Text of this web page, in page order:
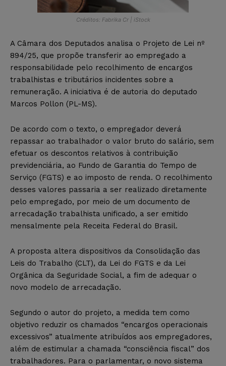
Créditos: Fabrika Cr | iStock
A Câmara dos Deputados analisa o Projeto de Lei nº
894/25, que propõe transferir ao empregado a
responsabilidade pelo recolhimento de encargos
trabalhistas e tributários incidentes sobre a
remuneração. A iniciativa é de autoria do deputado
Marcos Pollon (PL-MS).
De acordo com o texto, o empregador deverá
repassar ao trabalhador o valor bruto do salário, sem
efetuar os descontos relativos à contribuição
previdenciária, ao Fundo de Garantia do Tempo de
Serviço (FGTS) e ao imposto de renda. O recolhimento
desses valores passaria a ser realizado diretamente
pelo empregado, por meio de um documento de
arrecadação trabalhista unificado, a ser emitido
mensalmente pela Receita Federal do Brasil.
A proposta altera dispositivos da Consolidação das
Leis do Trabalho (CLT), da Lei do FGTS e da Lei
Orgânica da Seguridade Social, a fim de adequar o
novo modelo de arrecadação.
Segundo o autor do projeto, a medida tem como
objetivo reduzir os chamados “encargos operacionais
excessivos” atualmente atribuídos aos empregadores,
além de estimular a chamada “consciência fiscal” dos
trabalhadores. Para o parlamentar, o novo sistema